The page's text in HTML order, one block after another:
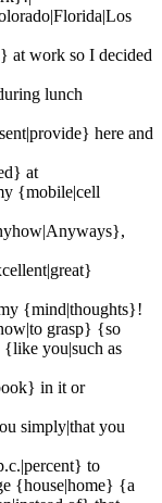
at work so I decided
lunch
here and
at
{mobile|cell
{mind|thoughts}!
grasp} {so
you|such as
in it or
simply|that you
to
{house|home} {a